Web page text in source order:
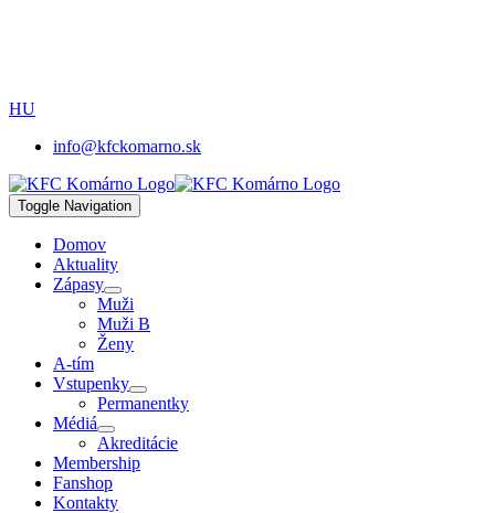
HU
info@kfckomarno.sk
Toggle Navigation
Domov
Aktuality
Zápasy
Muži
Muži B
Ženy
A-tím
Vstupenky
Permanentky
Médiá
Akreditácie
Membership
Fanshop
Kontakty